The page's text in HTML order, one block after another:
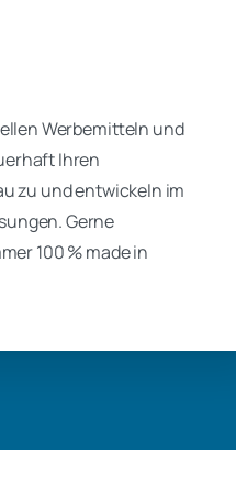
Werbemitteln und
Ihren
zu und entwickeln im
Gerne
100 % made in